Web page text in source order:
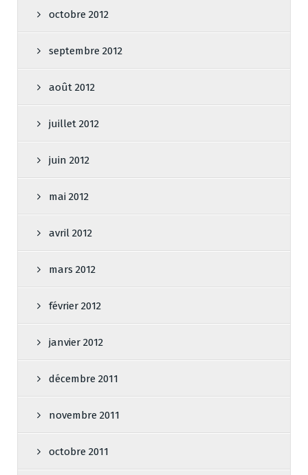
octobre 2012
septembre 2012
août 2012
juillet 2012
juin 2012
mai 2012
avril 2012
mars 2012
février 2012
janvier 2012
décembre 2011
novembre 2011
octobre 2011